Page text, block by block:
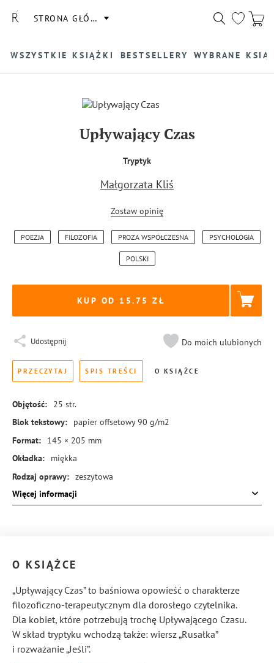
STRONA GŁÓWNA
WSZYSTKIE KSIĄŻKI BESTSELLERY WYBRANE
Upływający Czas
Tryptyk
Małgorzata Kliś
Zostaw opinię
POEZJA FILOZOFIA PROZA WSPÓŁCZESNA PSYCHOLOGIA
POLSKI
KUP OD 15.75
Udostępnij Do moich ulubionych
PRZECZYTAJ SPIS TREŚCI O KSIĄŻCE
Objętość: 25 str.
Blok tekstowy:
papier offsetowy 90 g/m2
Format:
145 × 205 mm
Okładka:
miękka
Rodzaj oprawy: zeszytowa
ISBN:
978-83-8351-732-2
Więcej informacji
O KSIĄŻCE
„Upływający Czas” to baśniowa opowieść o charakterze
filozoficzno-terapeutycznym dla dorosłego czytelnika.
Dla kobiet, które potrzebują trochę Upływającego Czasu.
W skład tryptyku wchodzą także: wiersz „Rusałka”
i rozważanie „Jeśli”.